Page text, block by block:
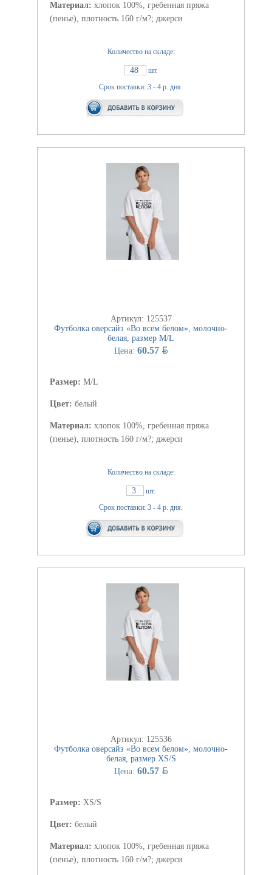
Материал: хлопок 100%, гребенная пряжа
(пенье), плотность 160 г/м?; джерси
Количество на складе:
48
шт.
Срок поставки: 3 - 4 р. дня.
Артикул: 125537
Футболка оверсайз «Во всем белом», молочно-
белая, размер M/L
Цена: 60.57 BYN
Размер: M/L
Цвет: белый
Материал: хлопок 100%, гребенная пряжа
(пенье), плотность 160 г/м?; джерси
Количество на складе:
3
шт.
Срок поставки: 3 - 4 р. дня.
Артикул: 125536
Футболка оверсайз «Во всем белом», молочно-
белая, размер XS/S
Цена: 60.57 BYN
Размер: XS/S
Цвет: белый
Материал: хлопок 100%, гребенная пряжа
(пенье), плотность 160 г/м?; джерси